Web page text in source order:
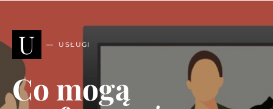
U USŁUGI
Co mogą